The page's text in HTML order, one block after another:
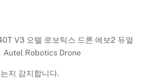
V3 오텔 로보틱스 드론 에보2 듀얼
Autel Robotics Drone
지 감지합니다.